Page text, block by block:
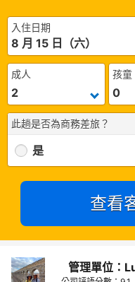
入住日期
8 月 15 日（六）
成人 孩童
此趟是否為商務差旅？
是
查看
管理單位：